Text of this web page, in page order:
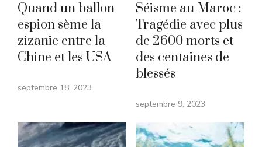
Quand un ballon
espion sème la
zizanie entre la
Chine et les USA
septembre 18, 2023
Séisme au Maroc :
Tragédie avec plus
de 2600 morts et
des centaines de
blessés
septembre 9, 2023